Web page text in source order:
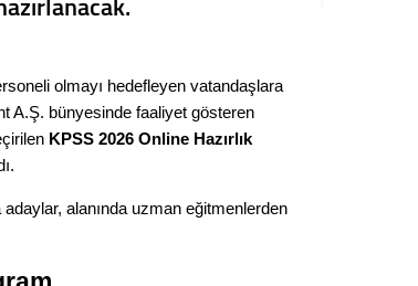
olmayı hedefleyen vatandaşlara
A.Ş. bünyesinde faaliyet gösteren
KPSS 2026 Online Hazırlık
alanında uzman eğitmenlerden